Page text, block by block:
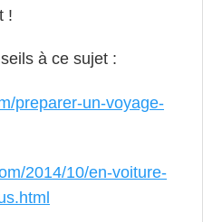
!
à ce sujet :
preparer-un-voyage-
2014/10/en-voiture-